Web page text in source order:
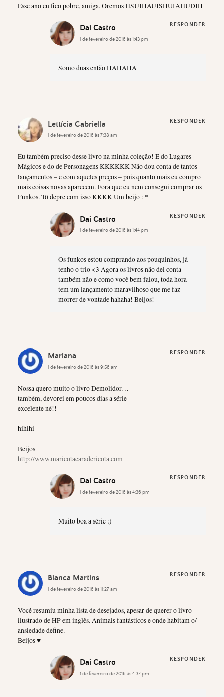
Esse ano eu fico pobre, amiga. Oremos HSUIHAUISHUIAHUDIH
Dai Castro
1 de fevereiro de 2016 às 1:43 pm
Somo duas então HAHAHA
RESPONDER
Lettícia Gabriella
1 de fevereiro de 2016 às 7:38 am
Eu também preciso desse livro na minha coleção! E do Lugares
Mágicos e do de Personagens KKKKKK Não dou conta de tantos
lançamentos – e com aqueles preços – pois quanto mais eu compro
mais coisas novas aparecem. Fora que eu nem consegui comprar os
Funkos. Tô depre com isso KKKK Um beijo : *
RESPONDER
Dai Castro
1 de fevereiro de 2016 às 1:44 pm
Os funkos estou comprando aos pouquinhos, já
tenho o trio <3 Agora os livros não dei conta
também não e como você bem falou, toda hora
tem um lançamento maravilhoso que me faz
morrer de vontade hahaha! Beijos!
RESPONDER
Mariana
1 de fevereiro de 2016 às 9:56 am
Nossa quero muito o livro Demolidor…
também, devorei em poucos dias a série
excelente né!!
hihihi
Beijos
http://www.maricotacaradericota.com
RESPONDER
Dai Castro
1 de fevereiro de 2016 às 4:36 pm
Muito boa a série :)
RESPONDER
Bianca Martins
1 de fevereiro de 2016 às 11:27 am
Você resumiu minha lista de desejados, apesar de querer o livro
ilustrado de HP em inglês. Animais fantásticos e onde habitam o/
ansiedade define.
Beijos ♥
RESPONDER
Dai Castro
1 de fevereiro de 2016 às 4:37 pm
RESPONDER